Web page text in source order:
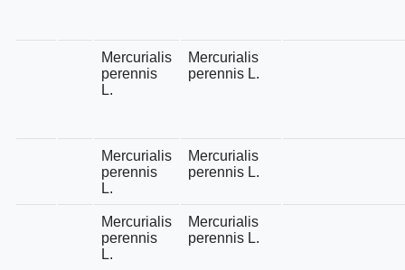
Mercurialis
perennis
L.
Mercurialis
perennis L.
Mercurialis
perennis
L.
Mercurialis
perennis L.
Mercurialis
perennis
L.
Mercurialis
perennis L.